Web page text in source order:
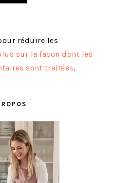
réduire les
sur la façon dont les
sont traitées.